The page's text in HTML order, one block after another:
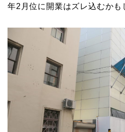
年2月位に開業はズレ込むかも